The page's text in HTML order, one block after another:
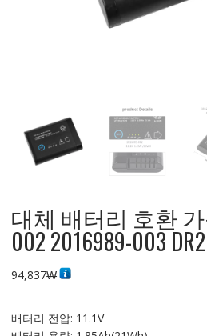
대체 배터리 호환 가
002 2016989-003
94,837₩
배터리 전압: 11.1V